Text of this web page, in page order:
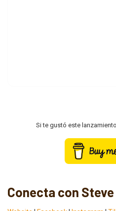
Si te gustó este
Conecta con